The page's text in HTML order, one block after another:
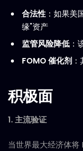
合法性：如果美
缘"资产
监管风险降低 ：
FOMO 催化剂
积极面
1. 主流验证
当世界最大经济体